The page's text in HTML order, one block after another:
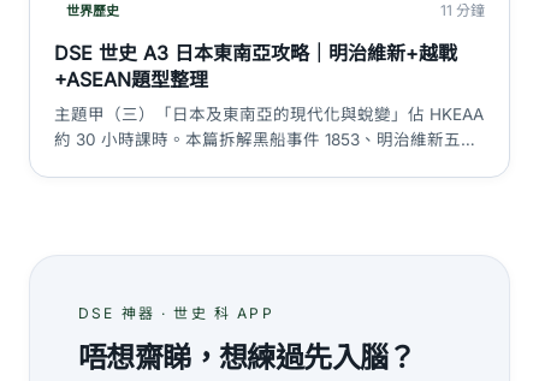
世界歷史 11 分鐘
DSE 世史 A3 日本東南亞攻略｜明治維新+越戰
+ASEAN題型整理
主題甲（三）「日本及東南亞的現代化與蛻變」佔 HKEAA
約 30 小時課時。本篇拆解黑船事件 1853、明治維新五大
DSE 神器 · 世史 科 APP
唔想齋睇，想練過先入腦？